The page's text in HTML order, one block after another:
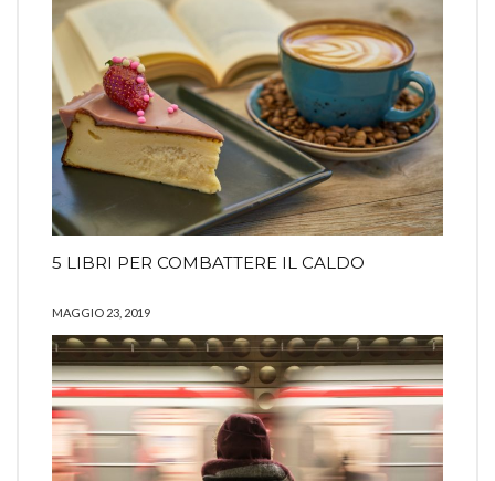
5 LIBRI PER COMBATTERE IL CALDO
MAGGIO 23, 2019